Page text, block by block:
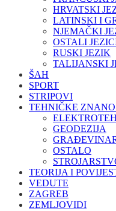
HRVATSKI
LATINSKI I
NJEMAČKI
OSTALI
RUSKI JEZIK
TALIJANSKI
ŠAH
SPORT
STRIPOVI
TEHNIČKE
GEODEZIJA
OSTALO
TEORIJA I
VEDUTE
ZAGREB
ZEMLJOVIDI